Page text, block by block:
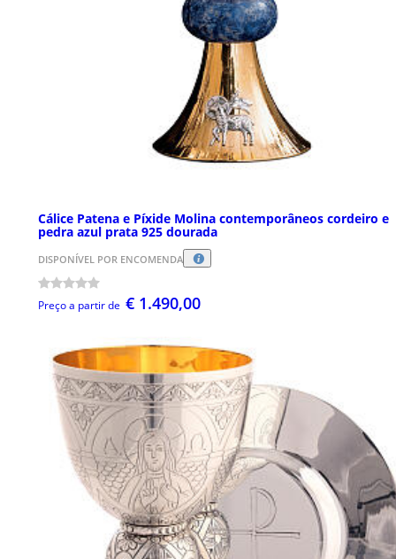
Cálice Patena e Píxide Molina contemporâneos cordeiro e
pedra azul prata 925 dourada
DISPONÍVEL POR ENCOMENDA
Preço a partir de € 1.490,00